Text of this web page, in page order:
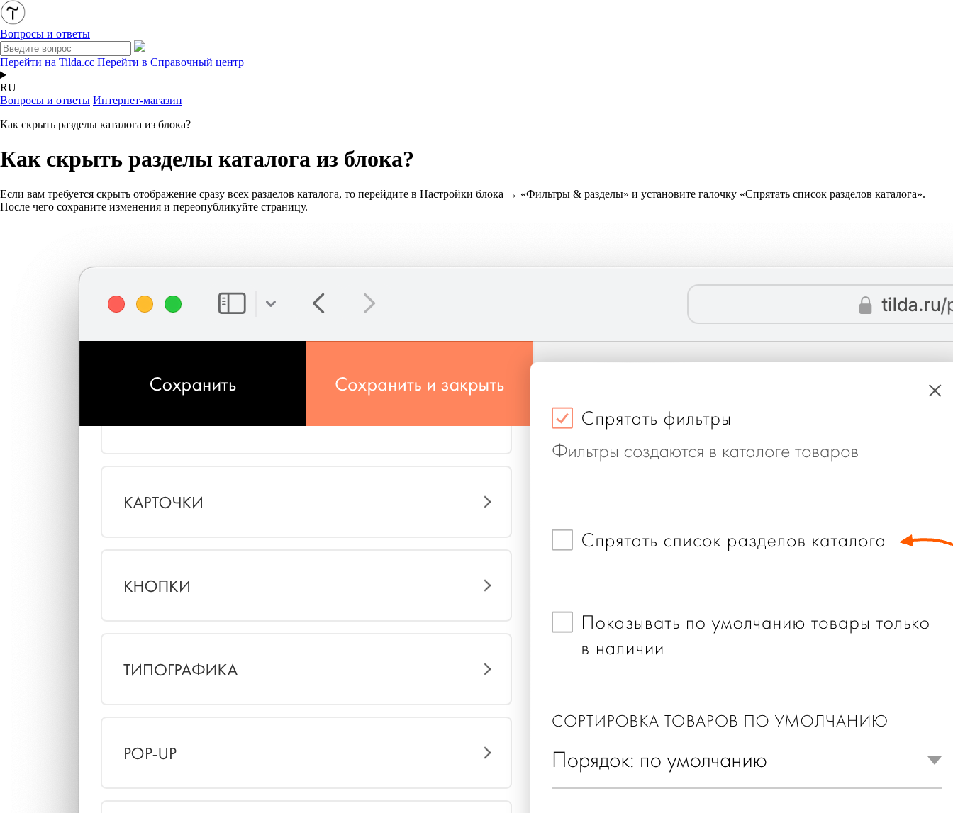
Вопросы и ответы
Перейти на Tilda.cc Перейти в Справочный центр
RU
Вопросы и ответы Интернет-магазин
Как скрыть разделы каталога из блока?
Как скрыть разделы каталога из блока?
Если вам требуется скрыть отображение сразу всех разделов каталога, то перейдите в Настройки блока → «Фильтры & разделы» и установите галочку «Спрятать список разделов каталога».
После чего сохраните изменения и переопубликуйте страницу.